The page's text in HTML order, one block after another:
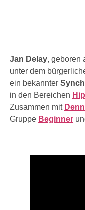
Jan Delay, geboren
unter dem
ein bekannter
in den Bereichen
Zusammen mit
Gruppe Beginner